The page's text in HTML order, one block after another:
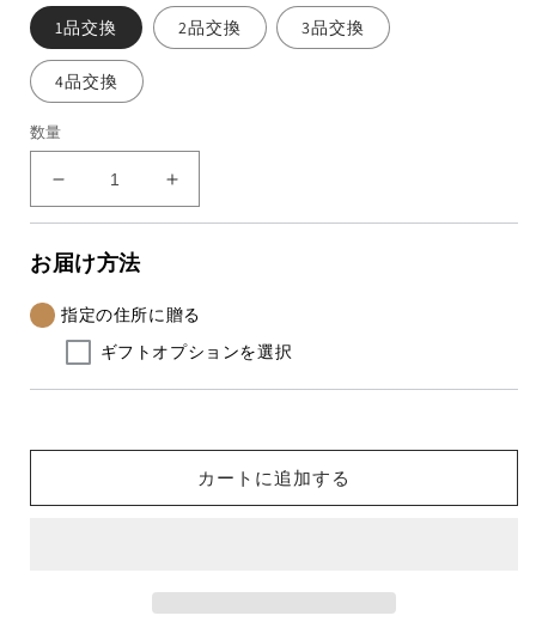
1品交換 2品交換 3品交換
4品交換
数量
能
登
の
ギ
フ
ト
バ
＜
温
奥
能
ギ
ト
バ
＜
温
数
お届け方法
指定の住所に贈る
ギフトオプションを選択
カートに追加する